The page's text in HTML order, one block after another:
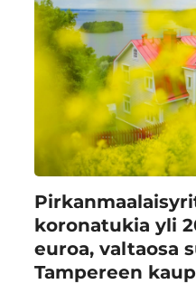
koronatukia yli
euroa, valtaosa
Tampereen